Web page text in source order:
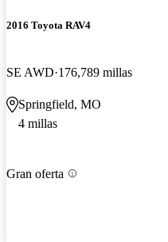
2016 Toyota RAV4
SE AWD 176,789 millas
Springfield, MO
4 millas
Gran oferta